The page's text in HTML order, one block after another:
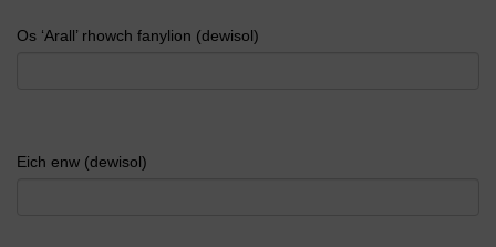
Os ‘Arall’ rhowch fanylion (dewisol)
Eich enw (dewisol)